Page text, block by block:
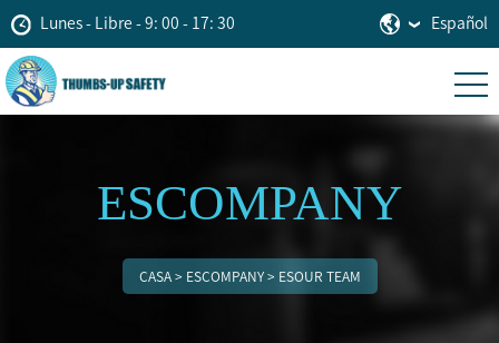
Lunes - Libre - 9: 00 - 17: 30 Español
ESCOMPANY
CASA> ESCOMPANY> ESOUR TEAM